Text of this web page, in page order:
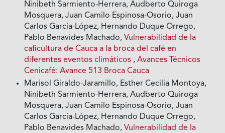
Ninibeth Sarmiento-Herrera, Audberto Quiroga
Mosquera, Juan Camilo Espinosa-Osorio, Juan
Carlos García-López, Hernando Duque Orrego,
Pablo Benavides Machado,Vulnerabilidad de la
caficultura de Cauca a la broca del café en
diferentes eventos climáticos ,Avances Técnicos
Cenicafé: Avance 513 Broca Cauca
Marisol Giraldo-Jaramillo, Esther Cecilia Montoya,
Ninibeth Sarmiento-Herrera, Audberto Quiroga
Mosquera, Juan Camilo Espinosa-Osorio, Juan
Carlos García-López, Hernando Duque Orrego,
Pablo Benavides Machado,Vulnerabilidad de la